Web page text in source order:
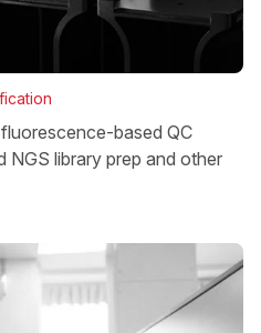
based QC
library prep and other